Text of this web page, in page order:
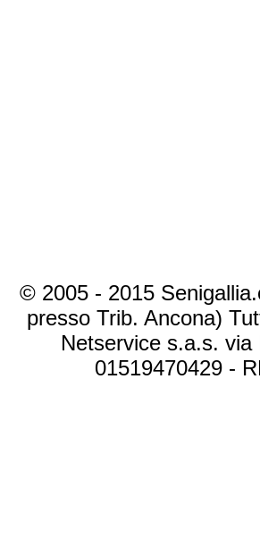
© 2005 - 2015
presso Trib. Ancona)
Netservice s.a.s.
01519470429 -